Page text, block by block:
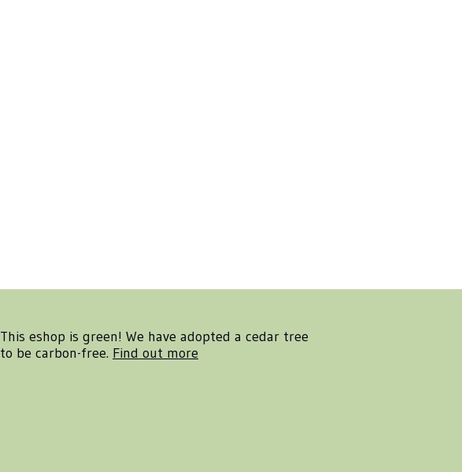
This eshop is green! We have adopted a cedar tree
to be carbon-free. Find out more